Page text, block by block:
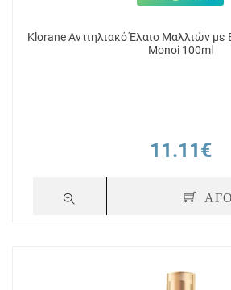
Klorane Αντιηλιακό Έλαιο Μαλλιών με
Monoi 100ml
11.11€